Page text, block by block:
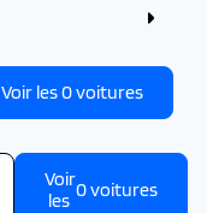
Voir les0voitures
Voir
les 0voitures